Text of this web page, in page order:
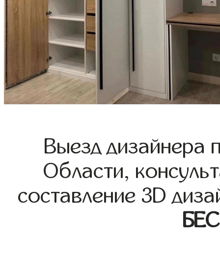
Выезд дизайнера
Области,
составление 3D